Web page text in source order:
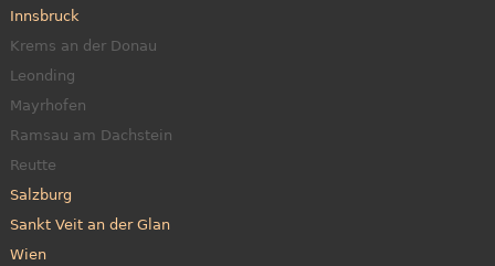
Innsbruck
Krems an der Donau
Leonding
Mayrhofen
Ramsau am Dachstein
Reutte
Salzburg
Sankt Veit an der Glan
Wien